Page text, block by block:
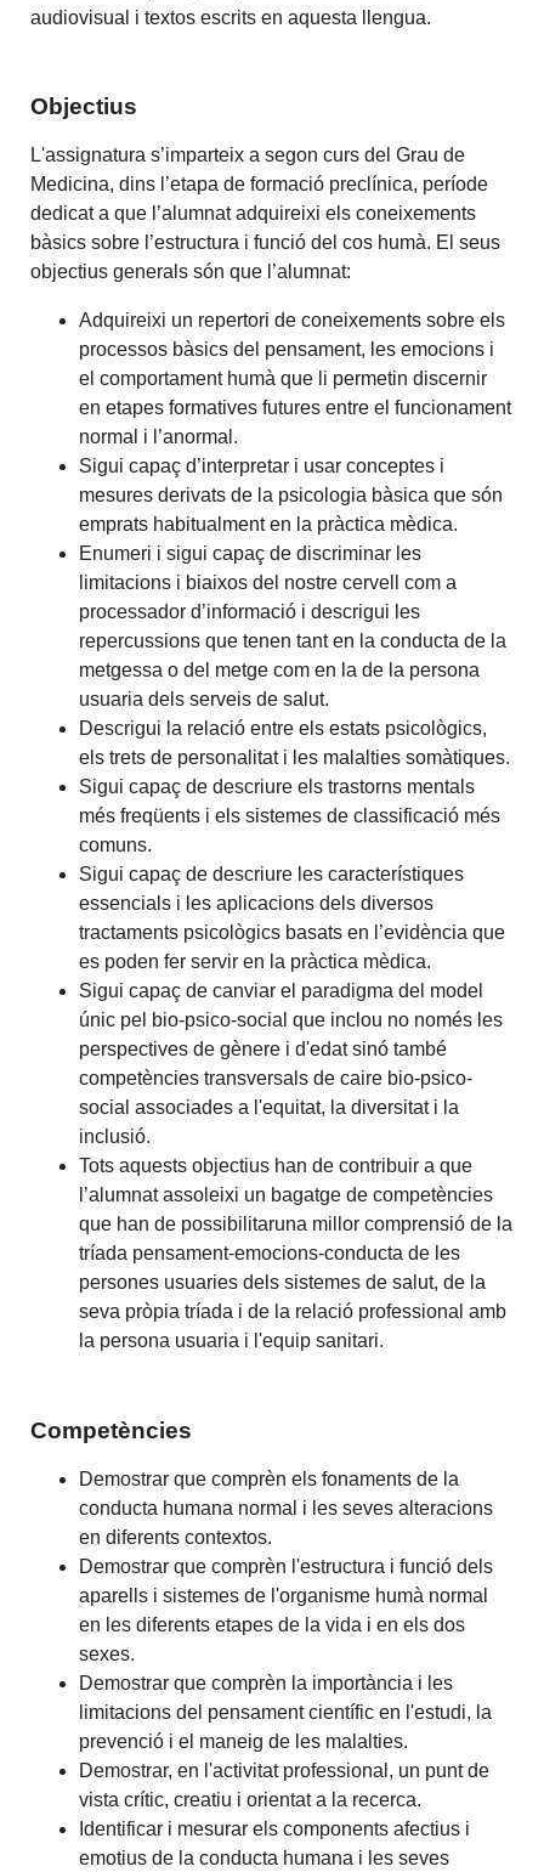
audiovisual i textos escrits en aquesta llengua.
Objectius
L'assignatura s’imparteix a segon curs del Grau de
Medicina, dins l’etapa de formació preclínica, període
dedicat a que l’alumnat adquireixi els coneixements
bàsics sobre l’estructura i funció del cos humà. El seus
objectius generals són que l’alumnat:
Adquireixi un repertori de coneixements sobre els
processos bàsics del pensament, les emocions i
el comportament humà que li permetin discernir
en etapes formatives futures entre el funcionament
normal i l’anormal.
Sigui capaç d’interpretar i usar conceptes i
mesures derivats de la psicologia bàsica que són
emprats habitualment en la pràctica mèdica.
Enumeri i sigui capaç de discriminar les
limitacions i biaixos del nostre cervell com a
processador d’informació i descrigui les
repercussions que tenen tant en la conducta de la
metgessa o del metge com en la de la persona
usuaria dels serveis de salut.
Descrigui la relació entre els estats psicològics,
els trets de personalitat i les malalties somàtiques.
Sigui capaç de descriure els trastorns mentals
més freqüents i els sistemes de classificació més
comuns.
Sigui capaç de descriure les característiques
essencials i les aplicacions dels diversos
tractaments psicològics basats en l’evidència que
es poden fer servir en la pràctica mèdica.
Sigui capaç de canviar el paradigma del model
únic pel bio-psico-social que inclou no només les
perspectives de gènere i d'edat sinó també
competències transversals de caire bio-psico-
social associades a l'equitat, la diversitat i la
inclusió.
Tots aquests objectius han de contribuir a que
l’alumnat assoleixi un bagatge de competències
que han de possibilitaruna millor comprensió de la
tríada pensament-emocions-conducta de les
persones usuaries dels sistemes de salut, de la
seva pròpia tríada i de la relació professional amb
la persona usuaria i l'equip sanitari.
Competències
Demostrar que comprèn els fonaments de la
conducta humana normal i les seves alteracions
en diferents contextos.
Demostrar que comprèn l'estructura i funció dels
aparells i sistemes de l'organisme humà normal
en les diferents etapes de la vida i en els dos
sexes.
Demostrar que comprèn la importància i les
limitacions del pensament científic en l'estudi, la
prevenció i el maneig de les malalties.
Demostrar, en l'activitat professional, un punt de
vista crític, creatiu i orientat a la recerca.
Identificar i mesurar els components afectius i
emotius de la conducta humana i les seves